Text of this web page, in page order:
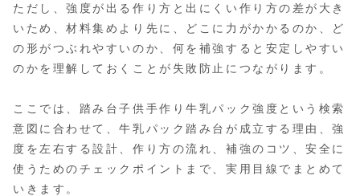
ただし、強度が出る作り方と出にくい作り方の差が大き
いため、材料集めより先に、どこに力がかかるのか、ど
の形がつぶれやすいのか、何を補強すると安定しやすい
のかを理解しておくことが失敗防止につながります。
ここでは、踏み台子供手作り牛乳パック強度という検索
意図に合わせて、牛乳パック踏み台が成立する理由、強
度を左右する設計、作り方の流れ、補強のコツ、安全に
使うためのチェックポイントまで、実用目線でまとめて
いきます。